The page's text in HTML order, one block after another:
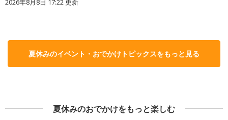
2026年8月8日 17:22更新
夏休みのイベント・おでかけトピックスをもっと見る
夏休みのおでかけをもっと楽しむ